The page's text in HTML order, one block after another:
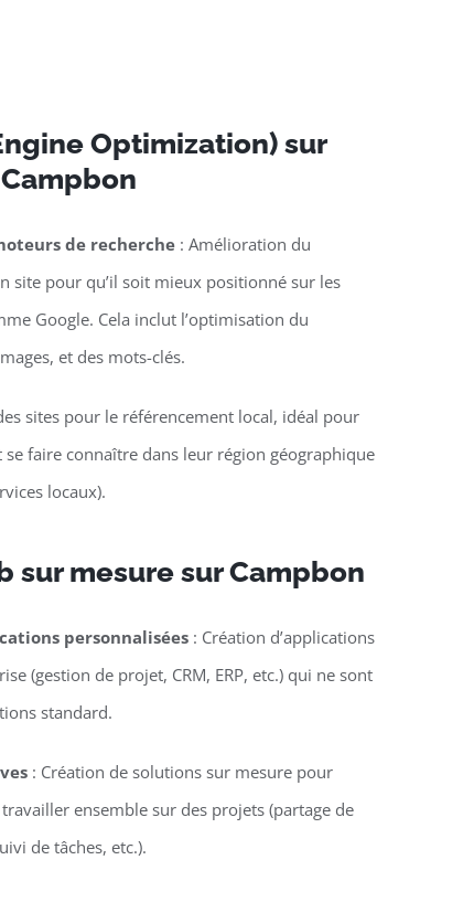
Optimization) sur
Campbon
de recherche : Amélioration du
site pour qu’il soit mieux positionné sur les
Google. Cela inclut l’optimisation du
et des mots-clés.
sites pour le référencement local, idéal pour
faire connaître dans leur région géographique
locaux).
sur mesure sur Campbon
personnalisées : Création d’applications
(gestion de projet, CRM, ERP, etc.) qui ne sont
standard.
: Création de solutions sur mesure pour
ensemble sur des projets (partage de
de tâches, etc.).